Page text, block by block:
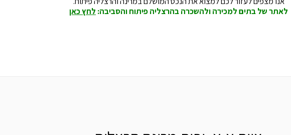
לאתר של בתים למכירה ולהשכרה בהרצליה פיתוח והסביבה: לחץ כאן